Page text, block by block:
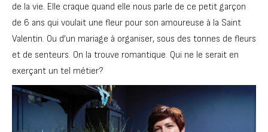
de la vie. Elle craque quand elle nous parle de ce petit garçon
de 6 ans qui voulait une fleur pour son amoureuse à la Saint
Valentin. Ou d’un mariage à organiser, sous des tonnes de fleurs
et de senteurs. On la trouve romantique. Qui ne le serait en
exerçant un tel métier?